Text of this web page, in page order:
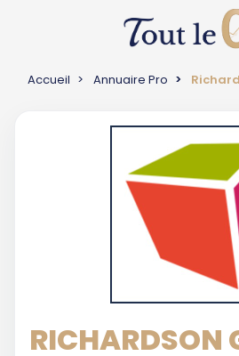
Accueil Annuaire Pro
RICHARDSON